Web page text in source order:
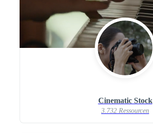
Cinematic Stock
3.732 Ressourcen